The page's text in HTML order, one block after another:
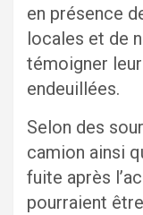
en présence
locales et de
témoigner
endeuillées.
Selon des
camion ainsi
fuite après
pourraient